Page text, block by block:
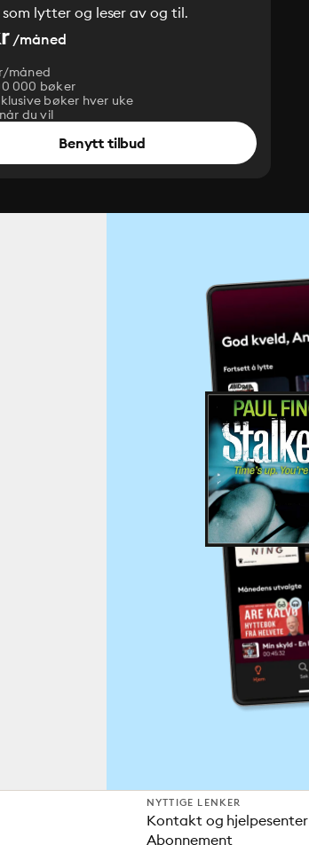
som lytter og leser av og til.
/måned
måned
000 bøker
bøker hver uke
du vil
Benytt tilbud
NYTTIGE LENKER
Kontakt og hjelpesenter
Abonnement